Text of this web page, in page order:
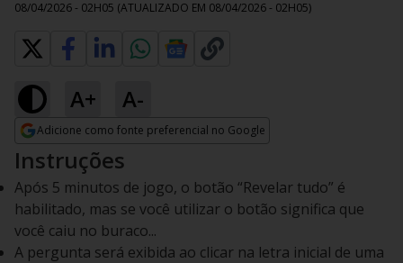
08/04/2026 - 02H05 (ATUALIZADO EM 08/04/2026 - 02H05)
A+ A-
Adicione como fonte preferencial no Google
Opens in new window
Instruções
Após 5 minutos de jogo, o botão “Revelar tudo” é
habilitado, mas se você utilizar o botão significa que
você caiu no buraco...
A pergunta será exibida ao clicar na letra inicial de uma